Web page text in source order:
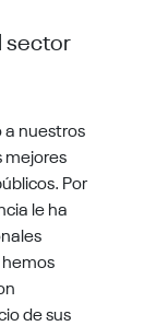
sector
a nuestros
mejores
Por
le ha
de sus